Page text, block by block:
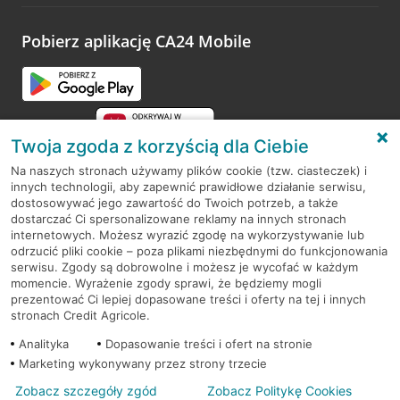
opinie.
Pobierz aplikację CA24 Mobile
RODO
Regulamin serwisu
Mapa serwisu
PolitykaCookies
© 2026 Credit Agricole Bank Polska S.A. Wszelkie prawa zastrzeżone
Twoja zgoda z korzyścią dla Ciebie
Na naszych stronach używamy plików cookie (tzw. ciasteczek) i
innych technologii, aby zapewnić prawidłowe działanie serwisu,
dostosowywać jego zawartość do Twoich potrzeb, a także
dostarczać Ci spersonalizowane reklamy na innych stronach
internetowych. Możesz wyrazić zgodę na wykorzystywanie lub
odrzucić pliki cookie – poza plikami niezbędnymi do funkcjonowania
serwisu. Zgody są dobrowolne i możesz je wycofać w każdym
momencie. Wyrażenie zgody sprawi, że będziemy mogli
prezentować Ci lepiej dopasowane treści i oferty na tej i innych
stronach Credit Agricole.
Analityka
Dopasowanie treści i ofert na stronie
Marketing wykonywany przez strony trzecie
Zobacz szczegóły zgód Zobacz Politykę Cookies